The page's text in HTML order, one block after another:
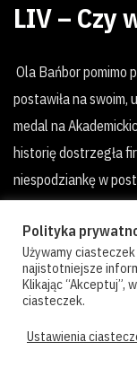
LIV – Czy
Ola Bańbor pomimo
postawiła na swoim,
medal na
historię dostrzegła
niespodziankę w
z LIV oraz agencją
Moja rola w
Polityka
Używamy
najistotniejsze
Klikając “Akceptuj”,
ciasteczek.
Ustawienia